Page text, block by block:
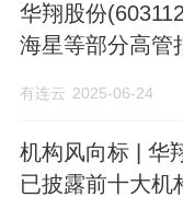
华翔股份
海星等部分高管
有连云 2025-06-24
机构风向标 | 华
已披露前十大机